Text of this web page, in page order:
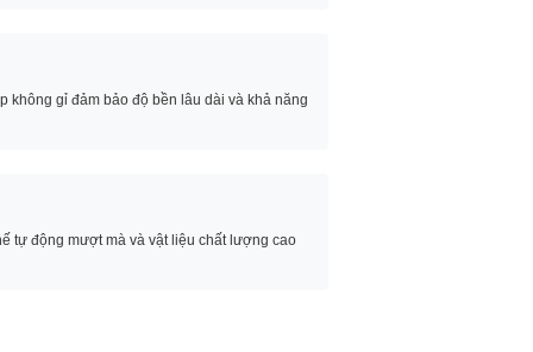
không gỉ đảm bảo độ bền lâu dài và khả năng
tự động mượt mà và vật liệu chất lượng cao